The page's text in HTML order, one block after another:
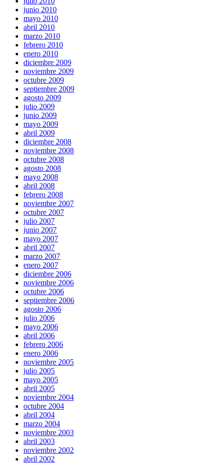
junio 2010
mayo 2010
abril 2010
marzo 2010
febrero 2010
enero 2010
diciembre 2009
noviembre 2009
octubre 2009
septiembre 2009
agosto 2009
julio 2009
junio 2009
mayo 2009
abril 2009
diciembre 2008
noviembre 2008
octubre 2008
agosto 2008
mayo 2008
abril 2008
febrero 2008
noviembre 2007
octubre 2007
julio 2007
junio 2007
mayo 2007
abril 2007
marzo 2007
enero 2007
diciembre 2006
noviembre 2006
octubre 2006
septiembre 2006
agosto 2006
julio 2006
mayo 2006
abril 2006
febrero 2006
enero 2006
noviembre 2005
julio 2005
mayo 2005
abril 2005
noviembre 2004
octubre 2004
abril 2004
marzo 2004
noviembre 2003
abril 2003
noviembre 2002
abril 2002